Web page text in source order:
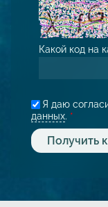
Какой код на
Я даю
данных. *